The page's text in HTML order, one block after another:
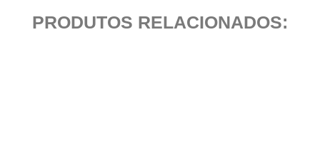
PRODUTOS RELACIONADOS: